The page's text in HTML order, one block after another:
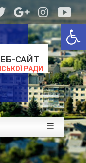
САЙТ
РАДИ
☰